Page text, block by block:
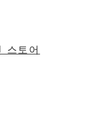
스토어